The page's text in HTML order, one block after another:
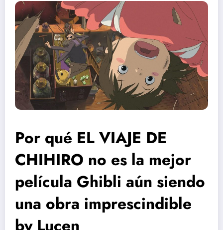
Por qué EL VIAJE DE
CHIHIRO no es la mejor
película Ghibli aún siendo
una obra imprescindible
by Lucen